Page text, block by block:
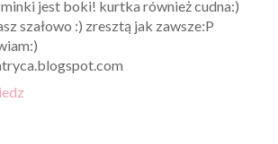
jest boki! kurtka również cudna:)
szałowo :) zresztą jak zawsze:P